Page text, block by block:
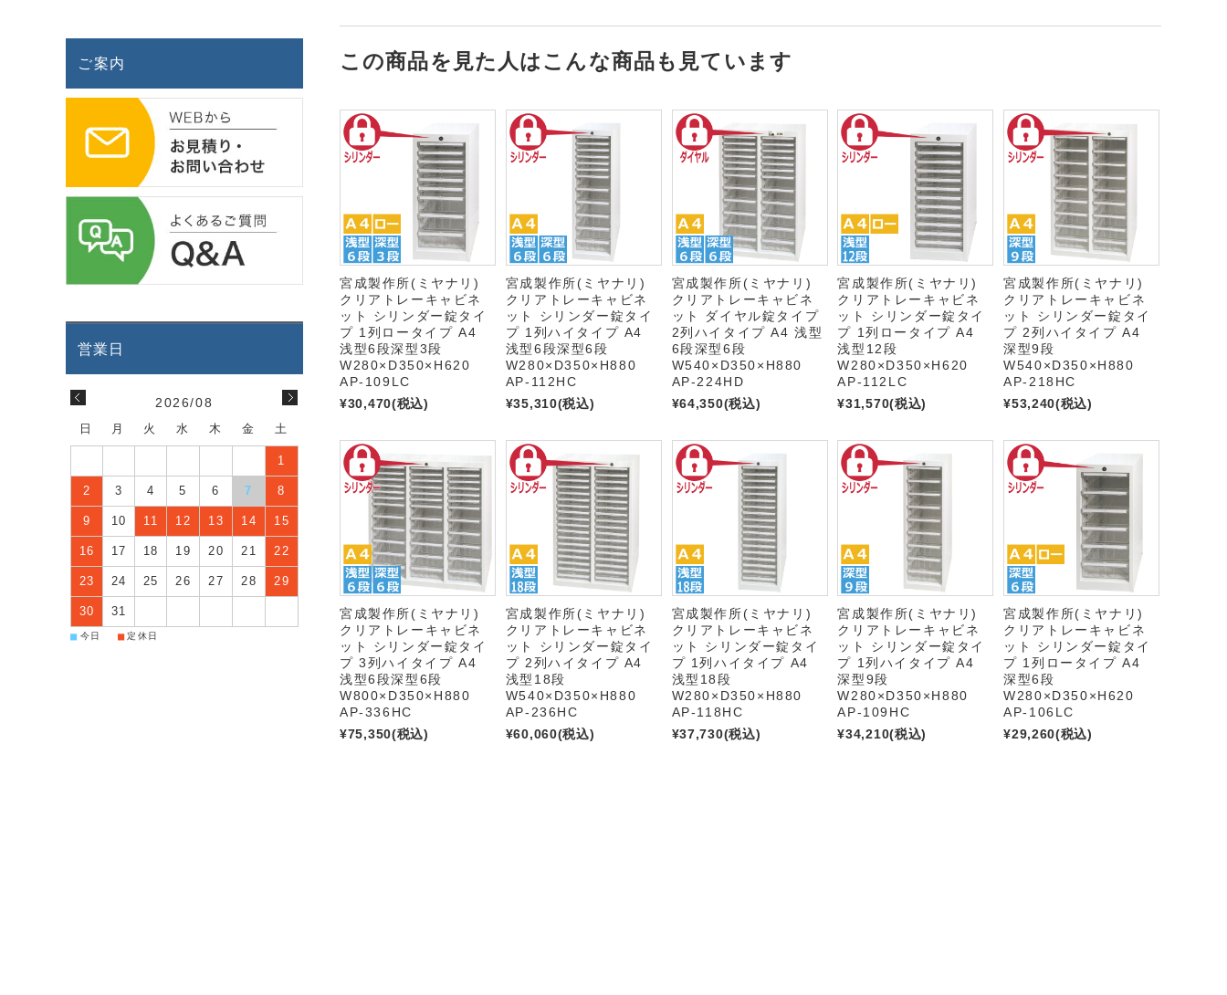
この商品を見た人はこんな商品も見ています
宮成製作所(ミヤナリ)
クリアトレーキャビネ
ット シリンダー錠タイ
プ 1列ロータイプ A4
浅型6段深型3段
W280×D350×H620
AP-109LC
¥30,470(税込)
宮成製作所(ミヤナリ)
クリアトレーキャビネ
ット シリンダー錠タイ
プ 1列ハイタイプ A4
浅型6段深型6段
W280×D350×H880
AP-112HC
¥35,310(税込)
宮成製作所(ミヤナリ)
クリアトレーキャビネ
ット ダイヤル錠タイプ
2列ハイタイプ A4 浅型
6段深型6段
W540×D350×H880
AP-224HD
¥64,350(税込)
宮成製作所(ミヤナリ)
クリアトレーキャビネ
ット シリンダー錠タイ
プ 1列ロータイプ A4
浅型12段
W280×D350×H620
AP-112LC
¥31,570(税込)
宮成製作所(ミヤナリ)
クリアトレーキャビネ
ット シリンダー錠タイ
プ 2列ハイタイプ A4
深型9段
W540×D350×H880
AP-218HC
¥53,240(税込)
宮成製作所(ミヤナリ)
クリアトレーキャビネ
ット シリンダー錠タイ
プ 3列ハイタイプ A4
浅型6段深型6段
W800×D350×H880
AP-336HC
¥75,350(税込)
宮成製作所(ミヤナリ)
クリアトレーキャビネ
ット シリンダー錠タイ
プ 2列ハイタイプ A4
浅型18段
W540×D350×H880
AP-236HC
¥60,060(税込)
宮成製作所(ミヤナリ)
クリアトレーキャビネ
ット シリンダー錠タイ
プ 1列ハイタイプ A4
浅型18段
W280×D350×H880
AP-118HC
¥37,730(税込)
宮成製作所(ミヤナリ)
クリアトレーキャビネ
ット シリンダー錠タイ
プ 1列ハイタイプ A4
深型9段
W280×D350×H880
AP-109HC
¥34,210(税込)
宮成製作所(ミヤナリ)
クリアトレーキャビネ
ット シリンダー錠タイ
プ 1列ロータイプ A4
深型6段
W280×D350×H620
AP-106LC
¥29,260(税込)
ご案内
2026/08
日 月 火 水 木 金 土
1
2 3 4 5 6 7 8
9 10 11 12 13 14 15
16 17 18 19 20 21 22
23 24 25 26 27 28 29
30 31
■ 今日 ■ 定休日